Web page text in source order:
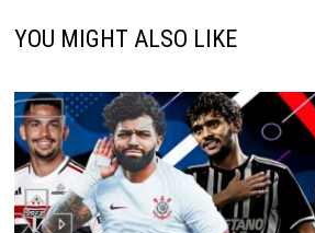
YOU MIGHT ALSO LIKE